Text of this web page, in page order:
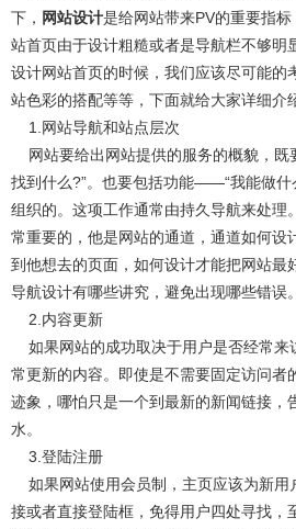
下， 网站设计是给网站带来PV的重要指
站首页由于设计粗糙或者是导航栏不够明
设计网站首页的时候，我们应该尽可能的
站色彩的搭配等等，下面就给大家详细介
1.网站导航和站点层次
网站要给出网站提供的服务的概貌，
找到什么?”。也要包括功能――“我能做什
组织的。这项工作通常由持久导航来处理
常重要的，他是网站的通道，通道如何设
到他想去的页面，如何设计才能把网站最
导航设计有哪些讲究，避免出现哪些错误。
2.内容更新
如果网站的成功取决于用户是否经常来
常更新的内容。即使是不需要固定访问者
迹象，哪怕只是一个到最新的新闻链接，
水。
3.登陆注册
如果网站使用会员制，主页应该为新用
接或者直接登陆框，免得用户四处寻找，